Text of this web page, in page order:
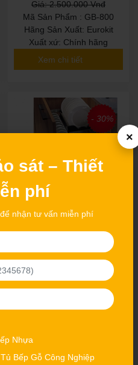
Giá: 2.500.000 Vnđ
Mã Sản Phẩm : GB-800
Hãng Sản Xuất: Eurokit
Xuất xứ: Chính hãng
Xem chi tiết
- 30%
EUROKIT MN-700
Giá: 1.680.000 Vnđ
Mã Sản Phẩm : MN-700
Hãng Sản Xuất: Eurokit
Xuất xứ: Chính hãng
Xem chi tiết
×
sát – Thiết
phí
nhận tư vấn miễn phí
Nhựa
Tủ Bếp Gỗ Công Nghiệp